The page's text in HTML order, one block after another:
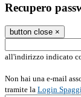
Recupero
button close ×
all'indirizzo indicato
Non hai una e-mail
tramite la Login